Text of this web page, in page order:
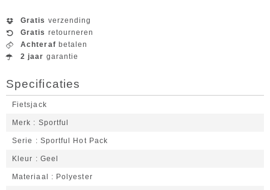
Gratis verzending
Gratis retourneren
Achteraf betalen
2 jaar garantie
Specificaties
Fietsjack
Merk Sportful
Serie Sportful Hot Pack
Kleur Geel
Materiaal Polyester